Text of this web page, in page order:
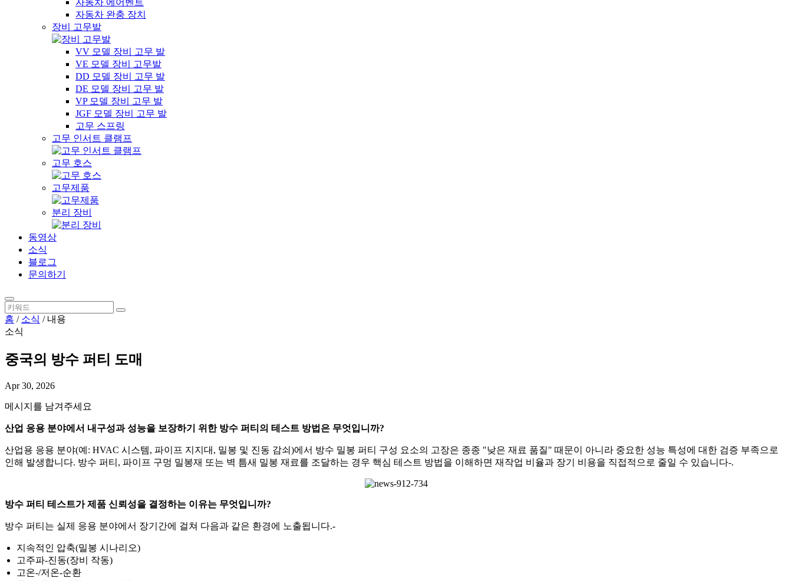
자동차 에어벤트
자동차 완충 장치
장비 고무발
VV 모델 장비 고무 발
VE 모델 장비 고무발
DD 모델 장비 고무 발
DE 모델 장비 고무 발
VP 모델 장비 고무 발
JGF 모델 장비 고무 발
고무 스프링
고무 인서트 클램프
고무 호스
고무제품
분리 장비
동영상
소식
블로그
문의하기
홈 / 소식 / 내용
소식
중국의 방수 퍼티 도매
Apr 30, 2026
메시지를 남겨주세요
산업 응용 분야에서 내구성과 성능을 보장하기 위한 방수 퍼티의 테스트 방법은 무엇입니까?
산업용 응용 분야(예: HVAC 시스템, 파이프 지지대, 밀봉 및 진동 감쇠)에서 방수 밀봉 퍼티 구성 요소의 고장은 종종 "낮은 재료 품질" 때문이 아니라 중요한 성능 특성에 대한 검증 부족으로
인해 발생합니다. 방수 퍼티, 파이프 구멍 밀봉재 또는 벽 틈새 밀봉 재료를 조달하는 경우 핵심 테스트 방법을 이해하면 재작업 비율과 장기 비용을 직접적으로 줄일 수 있습니다-.
방수 퍼티 테스트가 제품 신뢰성을 결정하는 이유는 무엇입니까?
방수 퍼티는 실제 응용 분야에서 장기간에 걸쳐 다음과 같은 환경에 노출됩니다.-
지속적인 압축(밀봉 시나리오)
고주파-진동(장비 작동)
고온-/저온-순환